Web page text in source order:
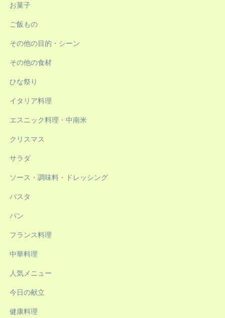
お菓子
ご飯もの
その他の目的・シーン
その他の食材
ひな祭り
イタリア料理
エスニック料理・中南米
クリスマス
サラダ
ソース・調味料・ドレッシング
パスタ
パン
フランス料理
中華料理
人気メニュー
今日の献立
健康料理